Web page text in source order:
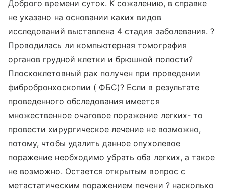
Доброго времени суток. К сожалению, в справке
не указано на основании каких видов
исследований выставлена 4 стадия заболевания. ?
Проводилась ли компьютерная томография
органов грудной клетки и брюшной полости?
Плоскоклетовный рак получен при проведении
фибробронхоскопии ( ФБС)? Если в результате
проведенного обследования имеется
множественное очаговое поражение легких- то
провести хирургическое лечение не возможно,
потому, чтобы удалить данное опухолевое
поражение необходимо убрать оба легких, а такое
не возможно. Остается открытым вопрос с
метастатическим поражением печени ? насколько